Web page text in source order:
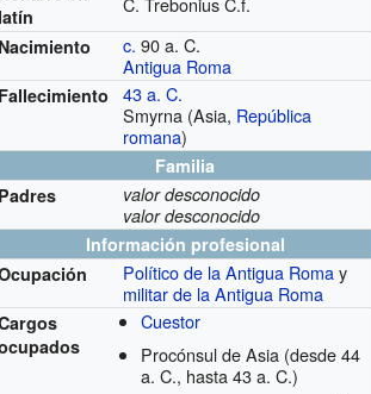
latín
Nacimiento c. 90 a. C.
Antigua Roma
Fallecimiento
43 a. C.
Smyrna (Asia, República
romana)
Familia
Padres
valor desconocido
valor desconocido
Información profesional
Político de la Antigua Romay
militar de la Antigua Roma
Cuestor
Procónsul de Asia (desde 44
a. C., hasta 43 a. C.)